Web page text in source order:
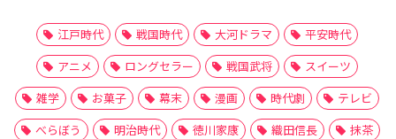
江戸時代 戦国時代 大河ドラマ
平安時代
アニメ
ロングセラー 戦国武将
スイーツ
雑学
お菓子 幕末 漫画 時代劇
テレビ
べらぼう
明治時代 徳川家康 織田信長
抹茶